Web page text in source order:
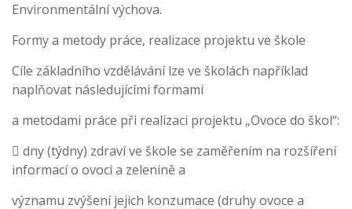
Environmentální výchova.
Formy a metody práce, realizace projektu ve škole
Cíle základního vzdělávání lze ve školách například
naplňovat následujícími formami
a metodami práce při realizaci projektu „Ovoce do škol“:
 dny (týdny) zdraví ve škole se zaměřením na rozšíření
informací o ovoci a zelenině a
významu zvýšení jejich konzumace (druhy ovoce a